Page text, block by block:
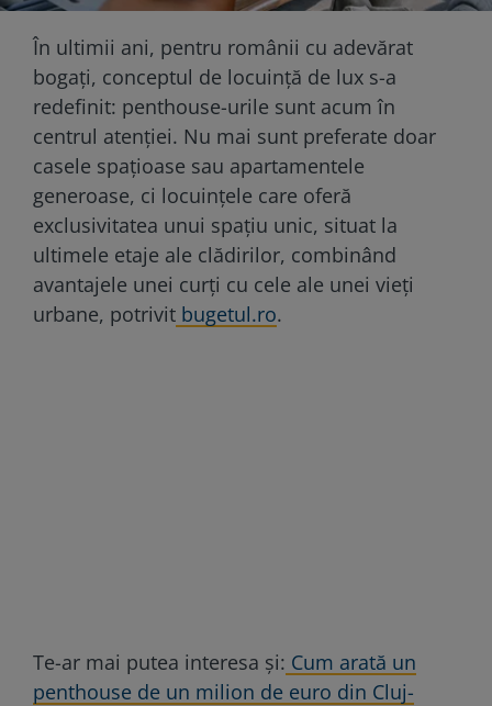
În ultimii ani, pentru românii cu adevărat
bogați, conceptul de locuință de lux s-a
redefinit: penthouse-urile sunt acum în
centrul atenției. Nu mai sunt preferate doar
casele spațioase sau apartamentele
generoase, ci locuințele care oferă
exclusivitatea unui spațiu unic, situat la
ultimele etaje ale clădirilor, combinând
avantajele unei curți cu cele ale unei vieți
urbane, potrivit bugetul.ro.
Te-ar mai putea interesa și: Cum arată un
penthouse de un milion de euro din Cluj-